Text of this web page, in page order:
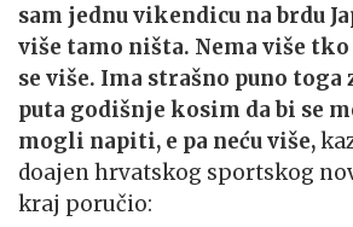
sam jednu vikendicu na brdu
više tamo ništa. Nema više
se više. Ima strašno puno
puta godišnje kosim da bi se
mogli napiti, e pa neću više,
doajen hrvatskog sportskog
kraj poručio: